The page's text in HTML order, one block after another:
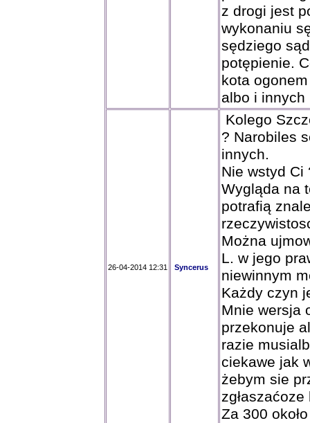
z drogi jest
wykonaniu
sędziego
potępienie.
kota
albo i innych
26-04-2014 12:31 Syncerus
Kolego
? Narobiles
innych.
Nie wstyd Ci
Wygląda na
potrafią
Można
L. w jego
niewinnym
Każdy czyn
Mnie wersja
przekonuje
razie
ciekawe jak
żebym sie
Za 300